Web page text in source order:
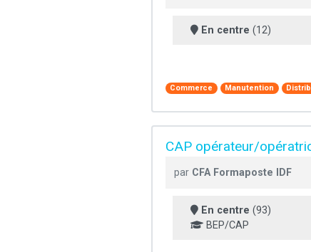
En centre (12)
Commerce Manutention
CAP opérateur/
par CFA Formaposte IDF
En centre (93)
BEP/CAP